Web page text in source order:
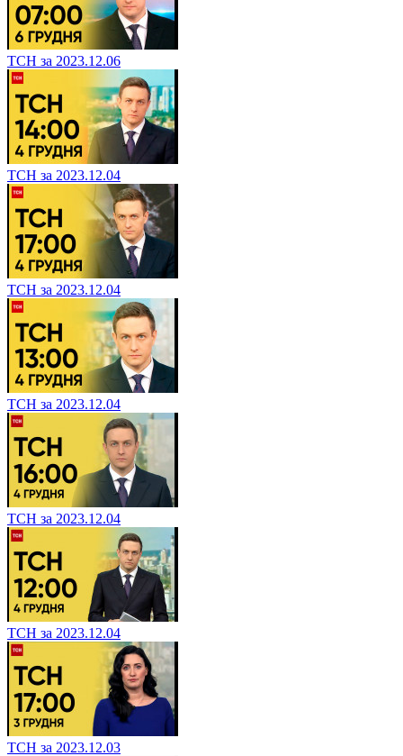
ТСН за 2023.12.06
ТСН за 2023.12.04
ТСН за 2023.12.04
ТСН за 2023.12.04
ТСН за 2023.12.04
ТСН за 2023.12.04
ТСН за 2023.12.03